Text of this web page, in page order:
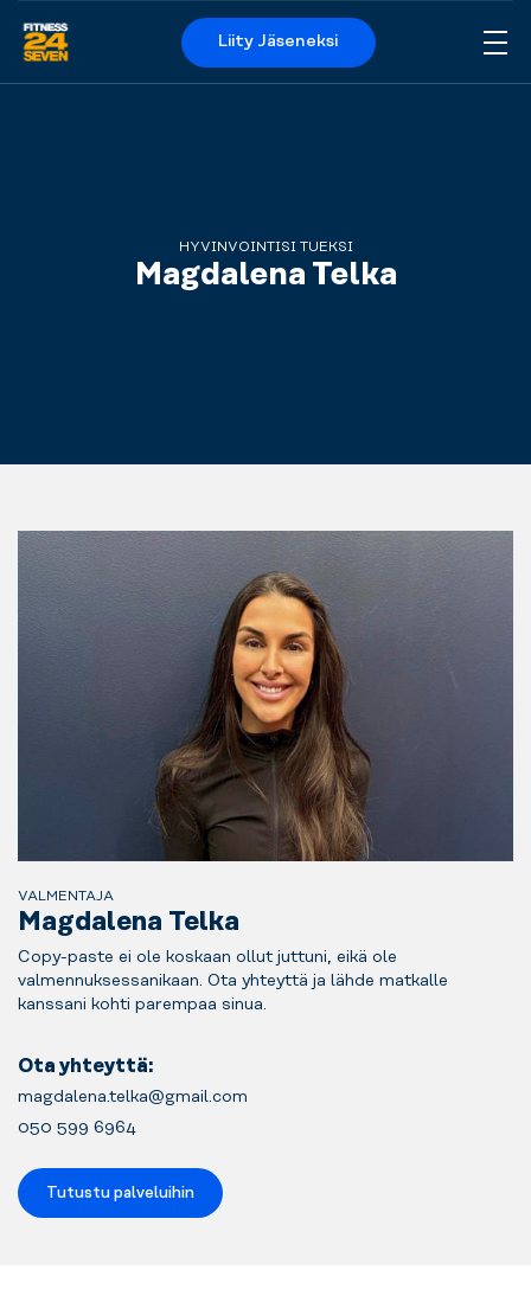
Logo
Liity Jäseneksi
HYVINVOINTISI TUEKSI
Magdalena Telka
VALMENTAJA
Magdalena Telka
Copy-paste ei ole koskaan ollut juttuni, eikä ole
valmennuksessanikaan. Ota yhteyttä ja lähde matkalle
kanssani kohti parempaa sinua.
Ota yhteyttä:
magdalena.telka@gmail.com
050 599 6964
Tutustu palveluihin